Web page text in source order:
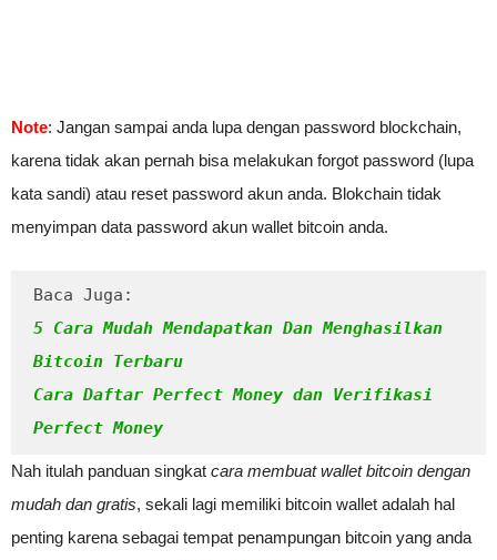
Note: Jangan sampai anda lupa dengan password blockchain,
karena tidak akan pernah bisa melakukan forgot password (lupa
kata sandi) atau reset password akun anda. Blokchain tidak
menyimpan data password akun wallet bitcoin anda.
Baca Juga:
5 Cara Mudah Mendapatkan Dan Menghasilkan
Bitcoin Terbaru
Cara Daftar Perfect Money dan Verifikasi
Perfect Money
Nah itulah panduan singkat cara membuat wallet bitcoin dengan
mudah dan gratis, sekali lagi memiliki bitcoin wallet adalah hal
penting karena sebagai tempat penampungan bitcoin yang anda